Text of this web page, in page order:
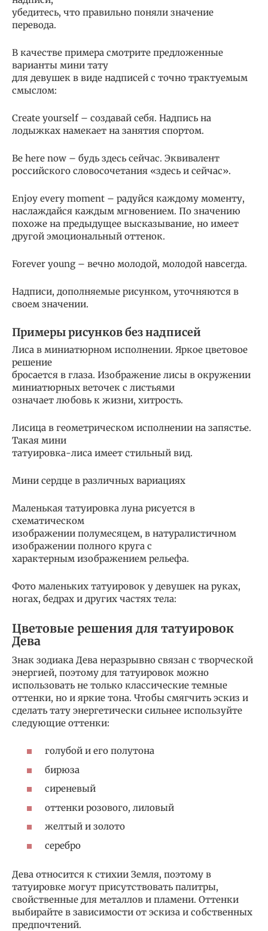
убедитесь, что правильно поняли значение
перевода.
В качестве примера смотрите предложенные
варианты мини тату
для девушек в виде надписей с точно трактуемым
смыслом:
Create yourself – создавай себя. Надпись на
лодыжках намекает на занятия спортом.
Be here now – будь здесь сейчас. Эквивалент
российского словосочетания «здесь и сейчас».
Enjoy every moment – радуйся каждому моменту,
наслаждайся каждым мгновением. По значению
похоже на предыдущее высказывание, но имеет
другой эмоциональный оттенок.
Forever young – вечно молодой, молодой навсегда.
Надписи, дополняемые рисунком, уточняются в
своем значении.
Примеры рисунков без надписей
Лиса в миниатюрном исполнении. Яркое цветовое
решение
бросается в глаза. Изображение лисы в окружении
миниатюрных веточек с листьями
означает любовь к жизни, хитрость.
Лисица в геометрическом исполнении на запястье.
Такая мини
татуировка-лиса имеет стильный вид.
Мини сердце в различных вариациях
Маленькая татуировка луна рисуется в
схематическом
изображении полумесяцем, в натуралистичном
изображении полного круга с
характерным изображением рельефа.
Фото маленьких татуировок у девушек на руках,
ногах, бедрах и других частях тела:
Цветовые решения для татуировок
Дева
Знак зодиака Дева неразрывно связан с творческой
энергией, поэтому для татуировок можно
использовать не только классические темные
оттенки, но и яркие тона. Чтобы смягчить эскиз и
сделать тату энергетически сильнее используйте
следующие оттенки:
голубой и его полутона
бирюза
сиреневый
оттенки розового, лиловый
желтый и золото
серебро
Дева относится к стихии Земля, поэтому в
татуировке могут присутствовать палитры,
свойственные для металлов и пламени. Оттенки
выбирайте в зависимости от эскиза и собственных
предпочтений.